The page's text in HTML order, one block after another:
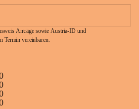
Anträge sowie Austria-ID und
Termin vereinbaren.